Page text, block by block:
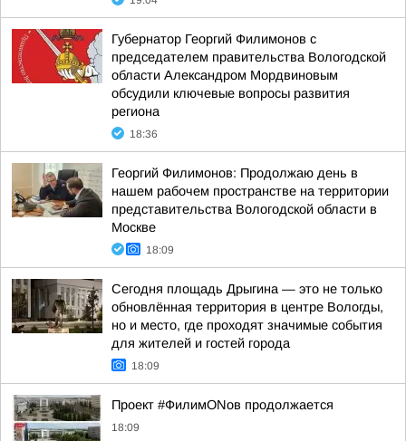
Губернатор Георгий Филимонов с
председателем правительства Вологодской
области Александром Мордвиновым
обсудили ключевые вопросы развития
региона
18:36
Георгий Филимонов: Продолжаю день в
нашем рабочем пространстве на территории
представительства Вологодской области в
Москве
18:09
Сегодня площадь Дрыгина — это не только
обновлённая территория в центре Вологды,
но и место, где проходят значимые события
для жителей и гостей города
18:09
Проект #ФилимONов продолжается
18:09